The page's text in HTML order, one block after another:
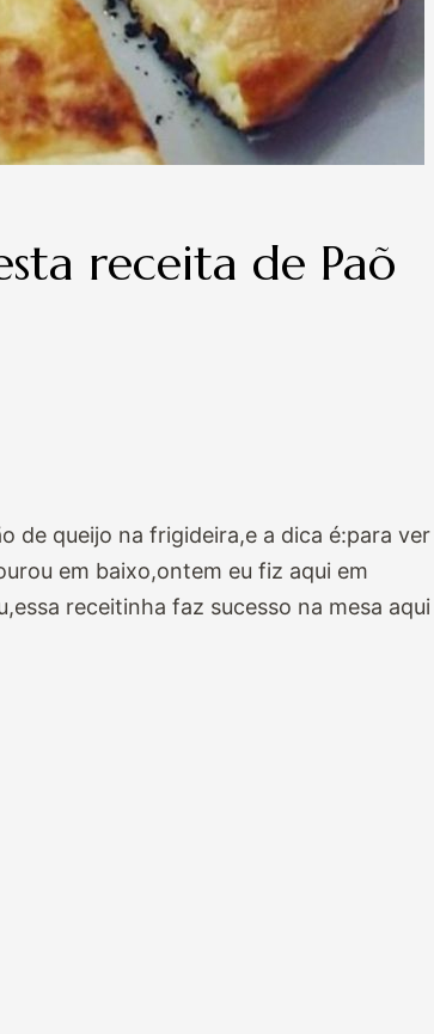
receita de Paõ
de queijo na frigideira,e a dica é:para ver
em baixo,ontem eu fiz aqui em
receitinha faz sucesso na mesa aqui